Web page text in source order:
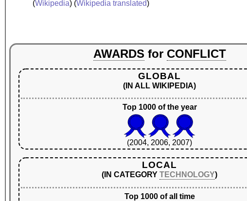
(Wikipedia) (Wikipedia translated)
AWARDS for CONFLICT
GLOBAL
(IN ALL WIKIPEDIA)
Top 1000 of the year
(2004, 2006, 2007)
LOCAL
(IN CATEGORYTECHNOLOGY)
Top 1000 of all time